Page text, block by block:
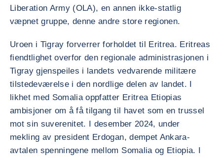
Liberation Army (OLA), en annen ikke-statlig
væpnet gruppe, denne andre store regionen.
Uroen i Tigray forverrer forholdet til Eritrea. Eritreas
fiendtlighet overfor den regionale administrasjonen i
Tigray gjenspeiles i landets vedvarende militære
tilstedeværelse i den nordlige delen av landet. I
likhet med Somalia oppfatter Eritrea Etiopias
ambisjoner om å få tilgang til havet som en trussel
mot sin suverenitet. I desember 2024, under
mekling av president Erdogan, dempet Ankara-
avtalen spenningene mellom Somalia og Etiopia. I